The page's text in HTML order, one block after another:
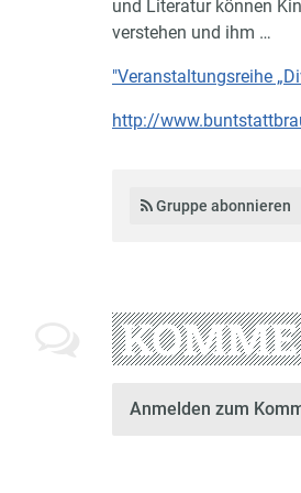
und Literatur können
verstehen und ihm …
"Veranstaltungsreihe
http://
Gruppe abonnieren
Anmelden zum